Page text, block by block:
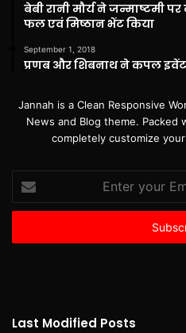
बेबी रानी मौर्य ने जन्माष्टमी
फल एवं मिष्ठान भेंट किया
September 1, 2018
प्रणब और शिबनाथ ने कपल
Jannah is a Clean Responsive
News and Blog theme.
completely customize
Enter
your
Email
Last Modified Posts